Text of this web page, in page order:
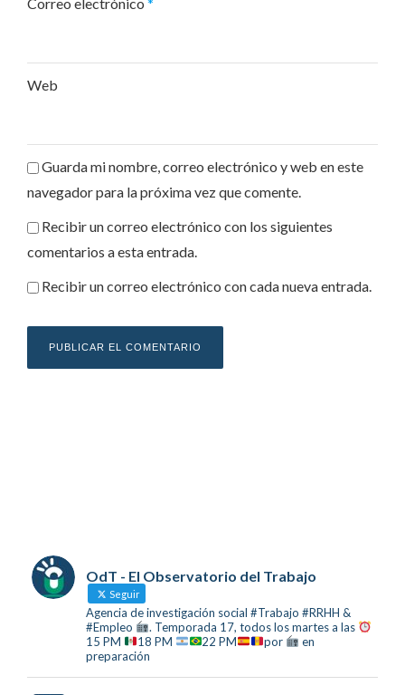
Web
Guarda mi nombre, correo electrónico y web en este
navegador para la próxima vez que comente.
Recibir un correo electrónico con los siguientes
comentarios a esta entrada.
Recibir un correo electrónico con cada nueva entrada.
OdT - El Observatorio del Trabajo
Seguir
Agencia de investigación social #Trabajo #RRHH &
#Empleo
. Temporada 17, todos los martes a las
15 PM
18 PM 22 PM por
en
preparación